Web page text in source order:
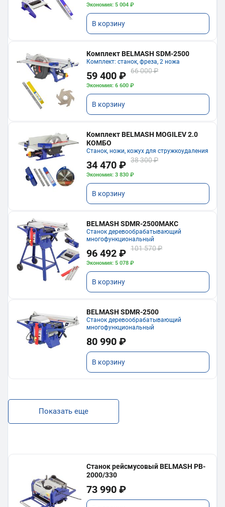
Экономия: 5 004 ₽
В корзину
Комплект BELMASH SDM-2500
Комплект: станок, фреза, 2 ножа
59 400 ₽ 66 000 ₽
Экономия: 6 600 ₽
В корзину
Комплект BELMASH MOGILEV 2.0
КОМБО
Станок, ножи, кожух для стружкоудаления
34 470 ₽ 38 300 ₽
Экономия: 3 830 ₽
В корзину
BELMASH SDMR-2500МАКС
Станок деревообрабатывающий
многофункциональный
96 492 ₽ 101 570 ₽
Экономия: 5 078 ₽
В корзину
BELMASH SDMR-2500
Станок деревообрабатывающий
многофункциональный
80 990 ₽
В корзину
Показать еще
Станок рейсмусовый BELMASH PB-
2000/330
73 990 ₽